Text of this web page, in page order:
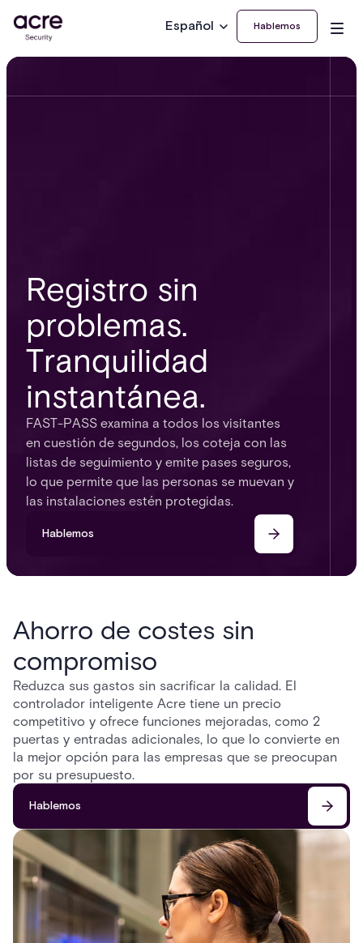
Español Hablemos
Registro sin
problemas.
Tranquilidad
instantánea.
FAST-PASS examina a todos los visitantes
en cuestión de segundos, los coteja con las
listas de seguimiento y emite pases seguros,
lo que permite que las personas se muevan y
las instalaciones estén protegidas.
Hablemos
Ahorro de costes sin
compromiso
Reduzca sus gastos sin sacrificar la calidad. El
controlador inteligente Acre tiene un precio
competitivo y ofrece funciones mejoradas, como 2
puertas y entradas adicionales, lo que lo convierte en
la mejor opción para las empresas que se preocupan
por su presupuesto.
Hablemos